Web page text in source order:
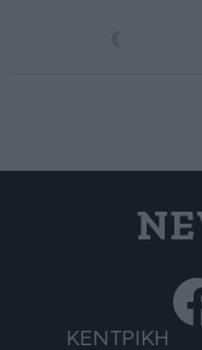
ΚΕΝΤΡΙΚΗ